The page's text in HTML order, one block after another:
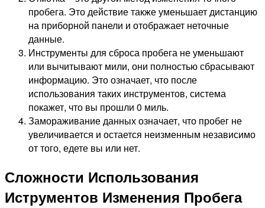
пробега. Это действие также уменьшает дистанцию
на приборной панели и отображает неточные
данные.
Инструменты для сброса пробега не уменьшают
или вычитывают мили, они полностью сбрасывают
информацию. Это означает, что после
использования таких инструментов, система
покажет, что вы прошли 0 миль.
Замораживание данных означает, что пробег не
увеличивается и остается неизменным независимо
от того, едете вы или нет.
Сложности Использования
Иструментов Изменения Пробега